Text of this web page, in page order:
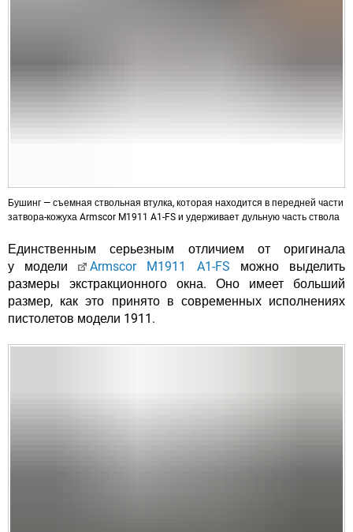
Бушинг — съемная ствольная втулка, которая находится в передней части
затвора-кожуха Armscor M1911 A1-FS и удерживает дульную часть ствола
Единственным серьезным отличием от оригинала
у модели
Armscor M1911 A1-FS можно выделить
размеры экстракционного окна. Оно имеет больший
размер, как это принято в современных исполнениях
пистолетов модели 1911.